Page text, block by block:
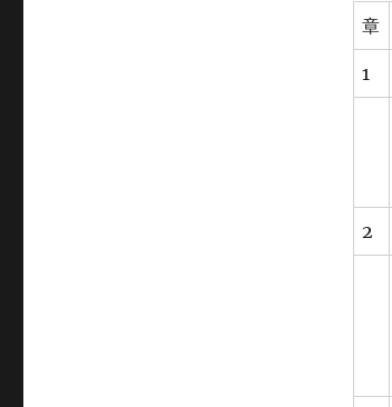
章
1
2